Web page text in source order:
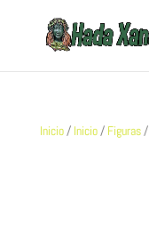
Inicio/ Inicio/ Figuras/